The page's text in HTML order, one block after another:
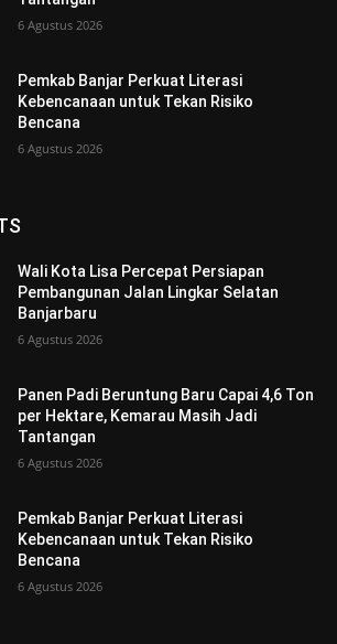
6 Agustus 2026
Pemkab Banjar Perkuat Literasi
Kebencanaan untuk Tekan Risiko
Bencana
6 Agustus 2026
Wali Kota Lisa Percepat Persiapan
Pembangunan Jalan Lingkar Selatan
Banjarbaru
6 Agustus 2026
Panen Padi Beruntung Baru Capai 4,6 Ton
per Hektare, Kemarau Masih Jadi
Tantangan
6 Agustus 2026
Pemkab Banjar Perkuat Literasi
Kebencanaan untuk Tekan Risiko
Bencana
6 Agustus 2026